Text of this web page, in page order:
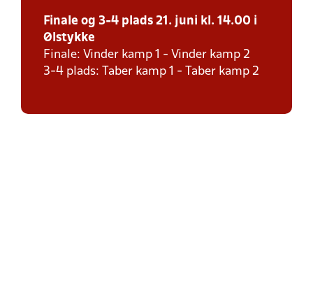
Finale og 3-4 plads 21. juni kl. 14.00 i
Ølstykke
Finale: Vinder kamp 1 - Vinder kamp 2
3-4 plads: Taber kamp 1 - Taber kamp 2